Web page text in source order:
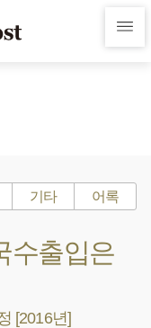
기타 어록
수출입은
[2016년]